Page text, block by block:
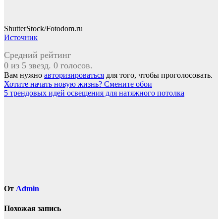
ShutterStock/Fotodom.ru
Источник
Средний рейтинг
0 из 5 звезд. 0 голосов.
Вам нужно авторизироваться для того, чтобы проголосовать.
Навигация
по
Хотите начать новую жизнь? Смените обои
5 трендовых идей освещения для натяжного потолка
От Admin
Похожая запись